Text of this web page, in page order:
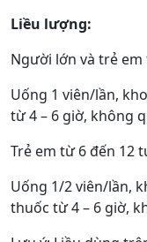
Liều lượng:
Người lớn và trẻ
Uống 1 viên/lần,
từ 4 – 6 giờ, không
Trẻ em từ 6 đến 12
Uống 1/2 viên/lần,
thuốc từ 4 – 6 giờ,